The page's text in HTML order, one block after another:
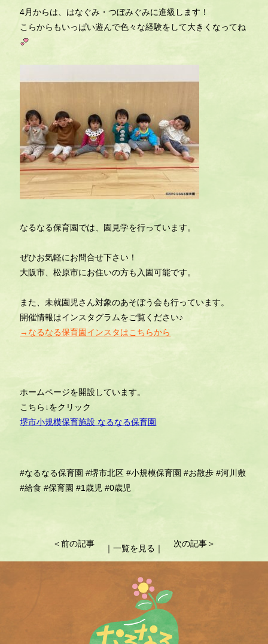
4月からは、はなぐみ・つぼみぐみに進級します！
こらからもいっぱい遊んで色々な経験をして大きくなってね
なるなる保育園では、園見学を行っています。
ぜひお気軽にお問合せ下さい！
大阪市、松原市にお住いの方も入園可能です。
また、未就園児さん対象のあそぼう会も行っています。
開催情報はインスタグラムをご覧ください♪
→なるなる保育園インスタはこちらから
ホームページを開設しています。
こちら↓をクリック
堺市小規模保育施設 なるなる保育園
#なるなる保育園 #堺市北区 #小規模保育園 #お散歩 #河川敷
#給食 #保育園 #1歳児 #0歳児
稿
＜前の記事 次の記事＞
｜一覧を見る｜